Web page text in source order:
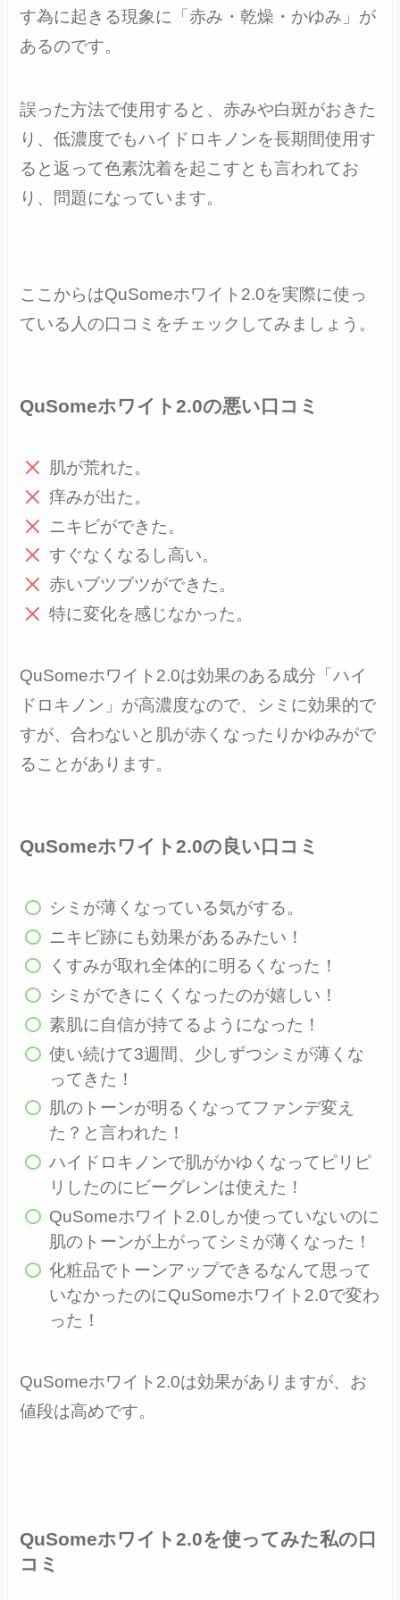
す為に起きる現象に「赤み・乾燥・かゆみ」が
あるのです。
誤った方法で使用すると、赤みや白斑がおきた
り、低濃度でもハイドロキノンを長期間使用す
ると返って色素沈着を起こすとも言われてお
り、問題になっています。
ここからはQuSomeホワイト2.0を実際に使っ
ている人の口コミをチェックしてみましょう。
QuSomeホワイト2.0の悪い口コミ
肌が荒れた。
痒みが出た。
ニキビができた。
すぐなくなるし高い。
赤いブツブツができた。
特に変化を感じなかった。
QuSomeホワイト2.0は効果のある成分「ハイ
ドロキノン」が高濃度なので、シミに効果的で
すが、合わないと肌が赤くなったりかゆみがで
ることがあります。
QuSomeホワイト2.0の良い口コミ
シミが薄くなっている気がする。
ニキビ跡にも効果があるみたい！
くすみが取れ全体的に明るくなった！
シミができにくくなったのが嬉しい！
素肌に自信が持てるようになった！
使い続けて3週間、少しずつシミが薄くな
ってきた！
肌のトーンが明るくなってファンデ変え
た？と言われた！
ハイドロキノンで肌がかゆくなってピリピ
リしたのにビーグレンは使えた！
QuSomeホワイト2.0しか使っていないのに
肌のトーンが上がってシミが薄くなった！
化粧品でトーンアップできるなんて思って
いなかったのにQuSomeホワイト2.0で変わ
った！
QuSomeホワイト2.0は効果がありますが、お
値段は高めです。
QuSomeホワイト2.0を使ってみた私の口
コミ